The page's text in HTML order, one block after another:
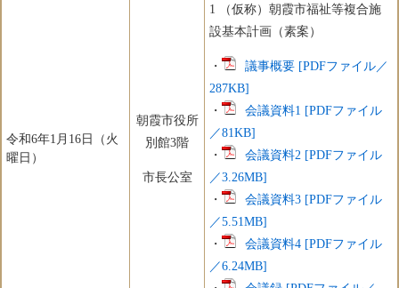
令和6年1月16日（火
曜日）
朝霞市役所
別館3階
市長公室
​1 （仮称）朝霞市福祉等複合施
設基本計画（素案）
・
議事概要 [PDFファイル／
287KB]
・
会議資料1 [PDFファイル
／81KB]
・
会議資料2 [PDFファイル
／3.26MB]
・
会議資料3 [PDFファイル
／5.51MB]
・
会議資料4 [PDFファイル
／6.24MB]